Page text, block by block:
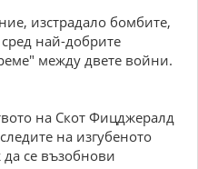
изстрадало бомбите,
най-добрите
между двете войни.
на Скот Фицджералд
на изгубеното
се възобнови